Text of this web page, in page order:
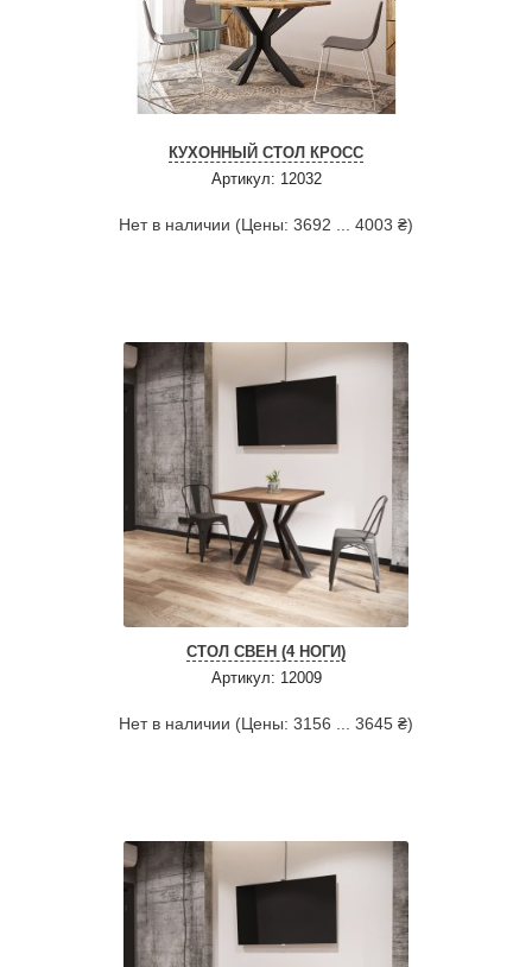
КУХОННЫЙ СТОЛ КРОСС
Артикул: 12032
Нет в наличии (Цены: 3692 ... 4003 ₴)
СТОЛ СВЕН (4 НОГИ)
Артикул: 12009
Нет в наличии (Цены: 3156 ... 3645 ₴)